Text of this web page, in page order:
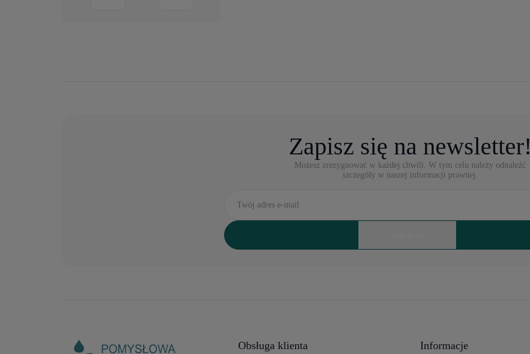
Zapisz się na newsletter!
Możesz zrezygnować w każdej chwili. W tym celu należy odnaleźć
szczegóły w naszej informacji prawnej.
Obsługa klienta Informacje